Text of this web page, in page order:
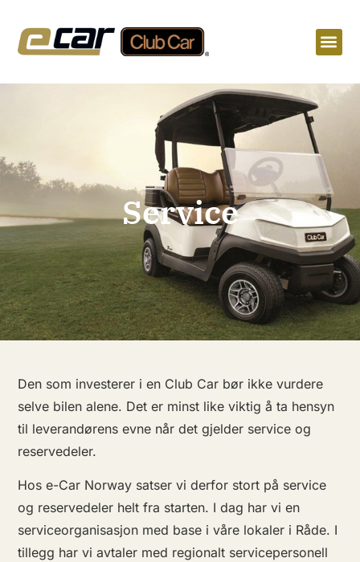
Service
Den som investerer i en Club Car bør ikke vurdere
selve bilen alene. Det er minst like viktig å ta hensyn
til leverandørens evne når det gjelder service og
reservedeler.
Hos e-Car Norway satser vi derfor stort på service
og reservedeler helt fra starten. I dag har vi en
serviceorganisasjon med base i våre lokaler i Råde. I
tillegg har vi avtaler med regionalt servicepersonell